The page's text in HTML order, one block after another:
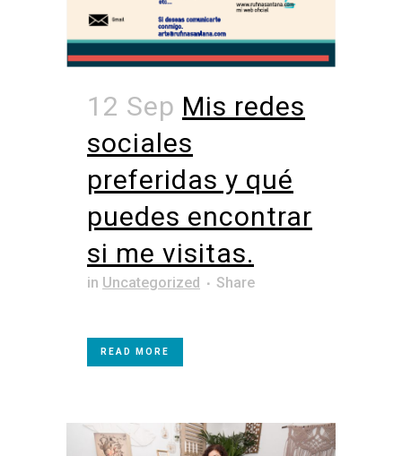
12 Sep Mis redes
sociales
preferidas y qué
puedes encontrar
si me visitas.
in Uncategorized Share
READ MORE